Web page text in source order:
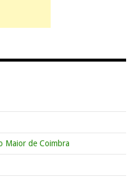
Maior de Coimbra